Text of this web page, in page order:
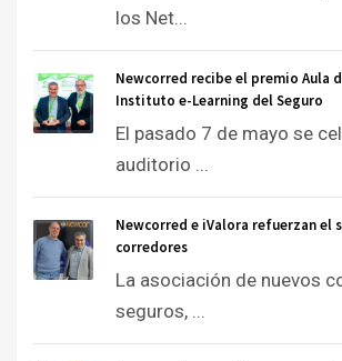
los Net...
Newcorred recibe el premio Aula
Instituto e-Learning del Seguro
El pasado 7 de mayo se
auditorio ...
Newcorred e iValora refuerzan el
corredores
La asociación de nuevos
seguros, ...